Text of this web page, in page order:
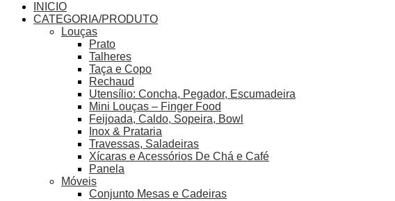
INICIO
CATEGORIA/PRODUTO
Louças
Prato
Talheres
Taça e Copo
Rechaud
Utensílio: Concha, Pegador, Escumadeira
Mini Louças – Finger Food
Feijoada, Caldo, Sopeira, Bowl
Inox & Prataria
Travessas, Saladeiras
Xícaras e Acessórios De Chá e Café
Panela
Móveis
Conjunto Mesas e Cadeiras